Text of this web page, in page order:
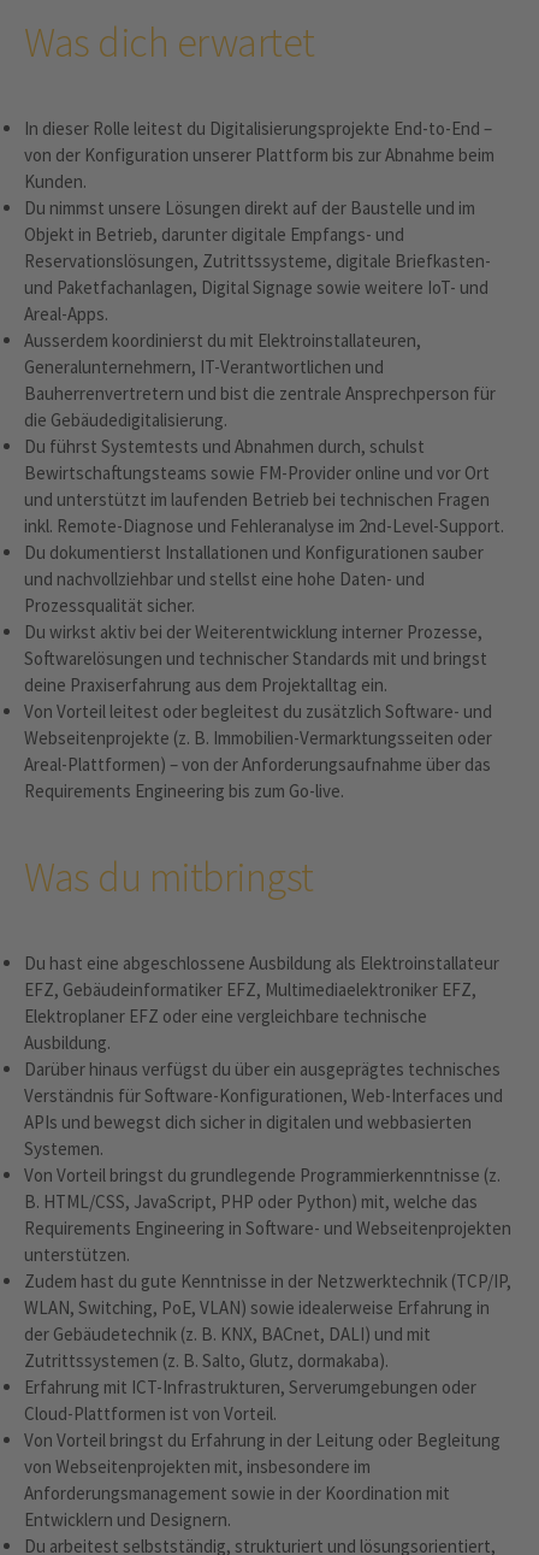
Was dich erwartet
In dieser Rolle leitest du Digitalisierungsprojekte End-to-End –
von der Konfiguration unserer Plattform bis zur Abnahme beim
Kunden.
Du nimmst unsere Lösungen direkt auf der Baustelle und im
Objekt in Betrieb, darunter digitale Empfangs- und
Reservationslösungen, Zutrittssysteme, digitale Briefkasten-
und Paketfachanlagen, Digital Signage sowie weitere IoT- und
Areal-Apps.
Ausserdem koordinierst du mit Elektroinstallateuren,
Generalunternehmern, IT-Verantwortlichen und
Bauherrenvertretern und bist die zentrale Ansprechperson für
die Gebäudedigitalisierung.
Du führst Systemtests und Abnahmen durch, schulst
Bewirtschaftungsteams sowie FM-Provider online und vor Ort
und unterstützt im laufenden Betrieb bei technischen Fragen
inkl. Remote-Diagnose und Fehleranalyse im 2nd-Level-Support.
Du dokumentierst Installationen und Konfigurationen sauber
und nachvollziehbar und stellst eine hohe Daten- und
Prozessqualität sicher.
Du wirkst aktiv bei der Weiterentwicklung interner Prozesse,
Softwarelösungen und technischer Standards mit und bringst
deine Praxiserfahrung aus dem Projektalltag ein.
Von Vorteil leitest oder begleitest du zusätzlich Software- und
Webseitenprojekte (z. B. Immobilien-Vermarktungsseiten oder
Areal-Plattformen) – von der Anforderungsaufnahme über das
Requirements Engineering bis zum Go-live.
Was du mitbringst
Du hast eine abgeschlossene Ausbildung als Elektroinstallateur
EFZ, Gebäudeinformatiker EFZ, Multimediaelektroniker EFZ,
Elektroplaner EFZ oder eine vergleichbare technische
Ausbildung.
Darüber hinaus verfügst du über ein ausgeprägtes technisches
Verständnis für Software-Konfigurationen, Web-Interfaces und
APIs und bewegst dich sicher in digitalen und webbasierten
Systemen.
Von Vorteil bringst du grundlegende Programmierkenntnisse (z.
B. HTML/CSS, JavaScript, PHP oder Python) mit, welche das
Requirements Engineering in Software- und Webseitenprojekten
unterstützen.
Zudem hast du gute Kenntnisse in der Netzwerktechnik (TCP/IP,
WLAN, Switching, PoE, VLAN) sowie idealerweise Erfahrung in
der Gebäudetechnik (z. B. KNX, BACnet, DALI) und mit
Zutrittssystemen (z. B. Salto, Glutz, dormakaba).
Erfahrung mit ICT-Infrastrukturen, Serverumgebungen oder
Cloud-Plattformen ist von Vorteil.
Von Vorteil bringst du Erfahrung in der Leitung oder Begleitung
von Webseitenprojekten mit, insbesondere im
Anforderungsmanagement sowie in der Koordination mit
Entwicklern und Designern.
Du arbeitest selbstständig, strukturiert und lösungsorientiert,